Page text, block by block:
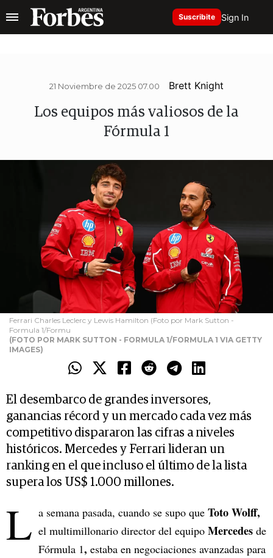
Suscribite Sign In
21 Noviembre de 2025 07.00 Brett Knight
Los equipos más valiosos de la
Fórmula 1
Ferrari Charles Leclerc y Lewis Hamilton (Foto por Mark Sutton -
Formula 1/Formu
(FOTO POR MARK SUTTON - FORMULA 1/FORMULA 1 VIA GETTY
IMAGES)
El desembarco de grandes inversores,
ganancias récord y un mercado cada vez más
competitivo dispararon las cifras a niveles
históricos. Mercedes y Ferrari lideran un
ranking en el que incluso el último de la lista
supera los US$ 1.000 millones.
L a semana pasada, cuando se supo que Toto Wolff,
el multimillonario director del equipo Mercedes de
Fórmula 1, estaba en negociaciones avanzadas para